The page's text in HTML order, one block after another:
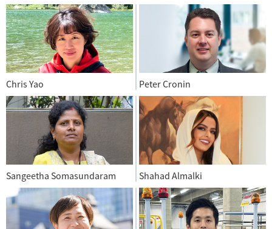
Chris Yao Peter Cronin
Sangeetha Somasundaram Shahad Almalki